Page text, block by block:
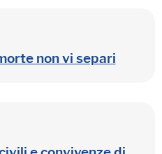
non vi separi